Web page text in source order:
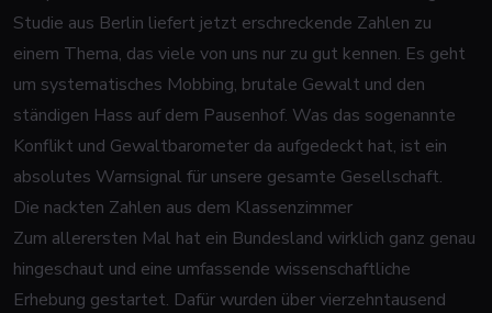
Studie aus Berlin liefert jetzt erschreckende Zahlen zu
einem Thema, das viele von uns nur zu gut kennen. Es geht
um systematisches Mobbing, brutale Gewalt und den
ständigen Hass auf dem Pausenhof. Was das sogenannte
Konflikt und Gewaltbarometer da aufgedeckt hat, ist ein
absolutes Warnsignal für unsere gesamte Gesellschaft.
Die nackten Zahlen aus dem Klassenzimmer
Zum allerersten Mal hat ein Bundesland wirklich ganz genau
hingeschaut und eine umfassende wissenschaftliche
Erhebung gestartet. Dafür wurden über vierzehntausend